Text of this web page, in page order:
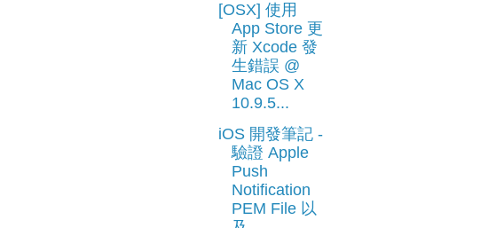
[OSX] 使用
App Store 更
新 Xcode 發
生錯誤 @
Mac OS X
10.9.5...
iOS 開發筆記 -
驗證 Apple
Push
Notification
PEM File 以